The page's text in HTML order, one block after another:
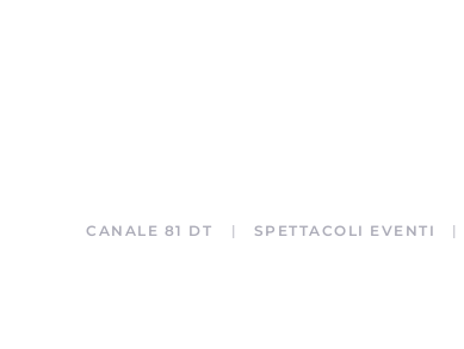
CANALE 81 DT SPETTACOLI EVENTI